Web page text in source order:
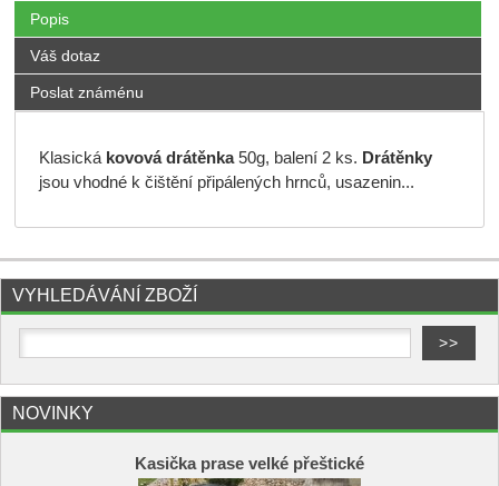
Popis
Váš dotaz
Poslat známénu
Klasická kovová drátěnka50g, balení 2 ks. Drátěnky
jsou vhodné k čištění připálených hrnců, usazenin...
VYHLEDÁVÁNÍ ZBOŽÍ
NOVINKY
Kasička prase velké přeštické